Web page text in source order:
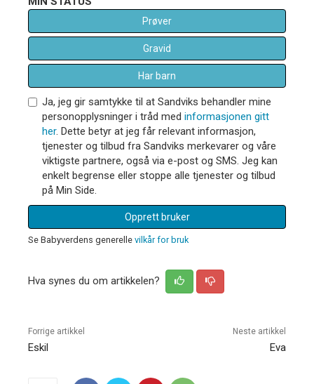
Prøver
Gravid
Har barn
Ja, jeg gir samtykke til at Sandviks behandler mine
personopplysninger i tråd med informasjonen gitt
her. Dette betyr at jeg får relevant informasjon,
tjenester og tilbud fra Sandviks merkevarer og våre
viktigste partnere, også via e-post og SMS. Jeg kan
enkelt begrense eller stoppe alle tjenester og tilbud
på Min Side.
Opprett bruker
Se Babyverdens generelle vilkår for bruk
Hva synes du om artikkelen?
Forrige artikkel
Eskil
Neste artikkel
Eva